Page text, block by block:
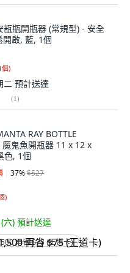
瓶開瓶器 (常規型) - 安全
開啟, 藍, 1個
個)
二 預計送達
(1)
RAY BOTTLE
魔鬼魚開瓶器 11 x 12 x
色, 1個
37%$527
)
六) 預計送達
再省 $75 (王道卡)